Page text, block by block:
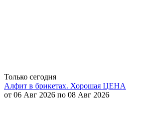
Только сегодня
Алфит в брикетах. Хорошая ЦЕНА
от 06 Авг 2026 по 08 Авг 2026